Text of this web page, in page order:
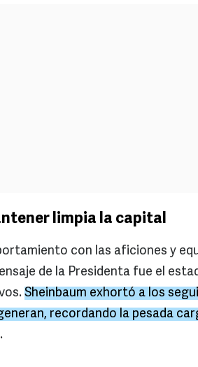
limpia la capital
con las aficiones y
de la Presidenta fue el
Sheinbaum exhortó a los
recordando la pesada
.